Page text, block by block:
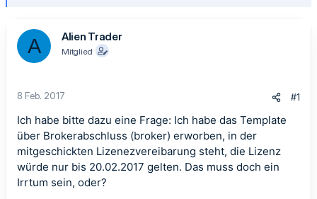
A Alien Trader
Mitglied
8 Feb. 2017 #1
Ich habe bitte dazu eine Frage: Ich habe das Template
über Brokerabschluss (broker) erworben, in der
mitgeschickten Lizenezvereibarung steht, die Lizenz
würde nur bis 20.02.2017 gelten. Das muss doch ein
Irrtum sein, oder?